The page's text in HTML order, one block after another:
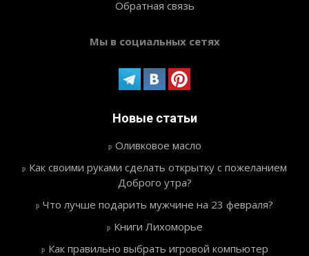
Обратная связь
Мы в социальных сетях
Новые статьи
Оливковое масло
Как своими руками сделать открытку с пожеланием
Доброго утра?
Что лучше подарить мужчине на 23 февраля?
Книги Лихоморье
Как правильно выбрать игровой компьютер